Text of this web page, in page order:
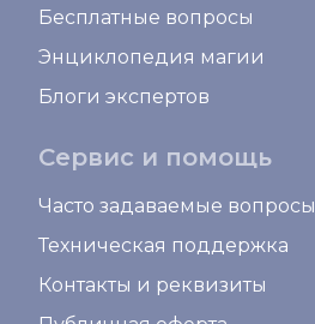
Бесплатные вопросы
Энциклопедия магии
Блоги экспертов
Сервис и помощь
Часто задаваемые вопросы
Техническая поддержка
Контакты и реквизиты